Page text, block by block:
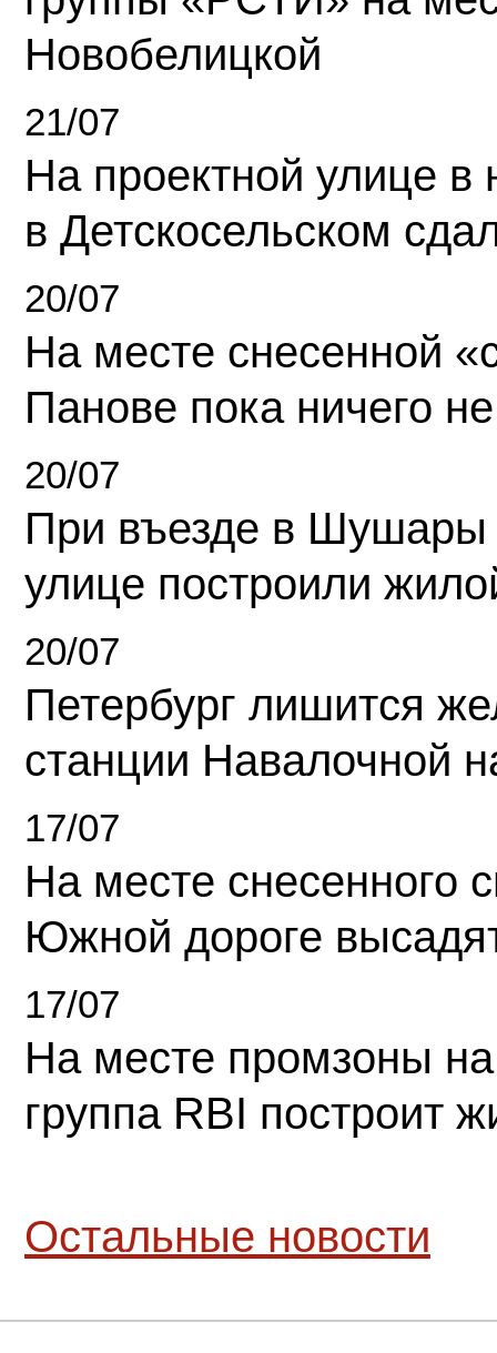
Новобелицкой
21/07
На проектной улице
в Детскосельском
20/07
На месте снесенной
Панове пока ничего
20/07
При въезде в Шушары
улице построили
20/07
Петербург лишится
станции Навалочной
17/07
На месте снесенного
Южной дороге
17/07
На месте промзоны
группа RBI построит
Остальные новости